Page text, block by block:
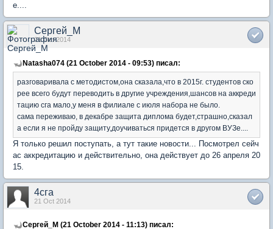
е....
Сергей_М
21 Oct 2014
Natasha074 (21 October 2014 - 09:53) писал:
разговаривала с методистом,она сказала,что в 2015г. студентов ско
рее всего будут переводить в другие учреждения,шансов на аккреди
тацию сга мало,у меня в филиале с июля набора не было.
сама переживаю, в декабре защита диплома будет,страшно,сказал
а если я не пройду защиту,доучиваться придется в другом ВУЗе....
Я только решил поступать, а тут такие новости... Посмотрел сейч
ас аккредитацию и действительно, она действует до 26 апреля 20
15.
4сга
21 Oct 2014
Сергей_М (21 October 2014 - 11:13) писал: